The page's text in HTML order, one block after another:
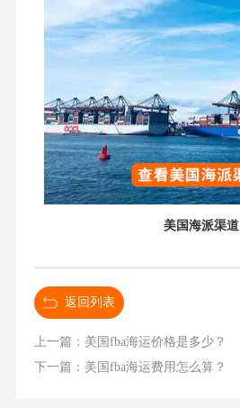
美国海派渠道
返回列表
上一篇：美国fba海运价格是多少？
下一篇：美国fba海运费用怎么算？